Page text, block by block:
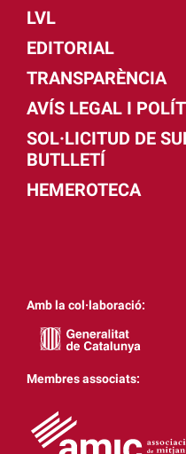
LVL
EDITORIAL
TRANSPARÈNCIA
AVÍS LEGAL I
SOL·LICITUD DE
BUTLLETÍ
HEMEROTECA
Amb la col·laboració:
Membres associats: